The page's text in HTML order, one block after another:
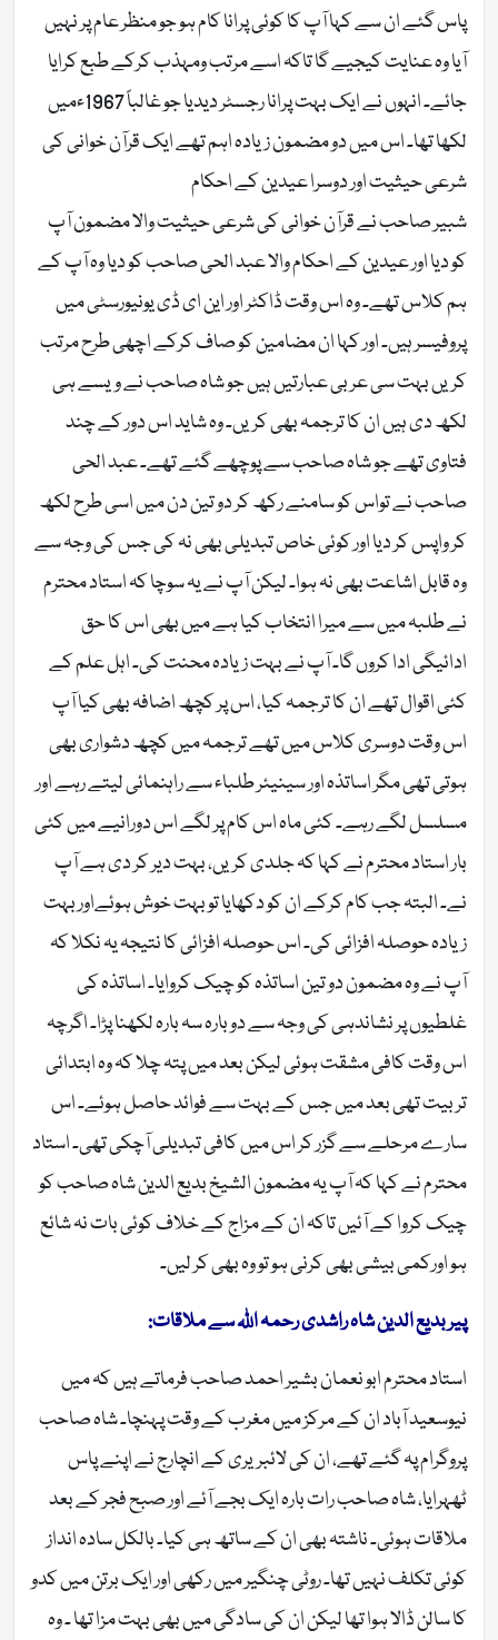
پاس گئے ان سے کہا آپ کا کوئی پرانا کام ہو جو منظر عام پر نہیں
آیا وہ عنایت کیجیے گا تاکہ اسے مرتب ومہذب کرکے طبع کرایا
جائے۔ انہوں نے ایک بہت پرانا رجسٹر دیدیا جو غالباً 1967ءمیں
لکھا تھا۔ اس میں دو مضمون زیادہ اہم تھے ایک قرآن خوانی کی
شرعی حیثیت اور دوسرا عیدین کے احکام
شبیر صاحب نے قرآن خوانی کی شرعی حیثیت والا مضمون آپ
کو دیا اور عیدین کے احکام والا عبد الحی صاحب کو دیا وہ آپ کے
ہم کلاس تھے۔ وہ اس وقت ڈاکٹر اور این ای ڈی یونیورسٹی میں
پروفیسر ہیں۔ اور کہا ان مضامین کو صاف کرکے اچھی طرح مرتب
کریں بہت سی عربی عبارتیں ہیں جو شاہ صاحب نے ویسے ہی
لکھ دی ہیں ان کا ترجمہ بھی کریں۔ وہ شاید اس دور کے چند
فتاوی تھے جو شاہ صاحب سے پوچھے گئے تھے۔ عبد الحی
صاحب نے تواس کو سامنے رکھ کر دو تین دن میں اسی طرح لکھ
کر واپس کر دیا اور کوئی خاص تبدیلی بھی نہ کی جس کی وجہ سے
وہ قابل اشاعت بھی نہ ہوا۔ لیکن آپ نے یہ سوچا کہ استاد محترم
نے طلبہ میں سے میرا انتخاب کیا ہے میں بھی اس کا حق
ادائیگی ادا کروں گا۔ آپ نے بہت زیادہ محنت کی۔ اہل علم کے
کئی اقوال تھے ان کا ترجمہ کیا، اس پر کچھ اضافہ بھی کیا آپ
اس وقت دوسری کلاس میں تھے ترجمہ میں کچھ دشواری بھی
ہوتی تھی مگر اساتذہ اور سینیئر طلباء سے راہنمائی لیتے رہے اور
مسلسل لگے رہے۔ کئی ماہ اس کام پر لگے اس دورانیے میں کئی
بار استاد محترم نے کہا کہ جلدی کریں، بہت دیر کر دی ہے آپ
نے۔ البتہ جب کام کرکے ان کو دکھایا تو بہت خوش ہوئےاور بہت
زیادہ حوصلہ افزائی کی۔ اس حوصلہ افزائی کا نتیجہ یہ نکلا کہ
آپ نے وہ مضمون دو تین اساتذہ کو چیک کروایا۔ اساتذہ کی
غلطیوں پر نشاندہی کی وجہ سے دوبارہ سہ بارہ لکھنا پڑا۔ اگرچہ
اس وقت کافی مشقت ہوئی لیکن بعد میں پتہ چلا کہ وہ ابتدائی
تربیت تھی بعد میں جس کے بہت سے فوائد حاصل ہوئے۔ اس
سارے مرحلے سے گزر کر اس میں کافی تبدیلی آچکی تھی۔ استاد
محترم نے کہا کہ آپ یہ مضمون الشیخ بدیع الدین شاہ صاحب کو
چیک کروا کے آئیں تاکہ ان کے مزاج کے خلاف کوئی بات نہ شائع
ہو اورکمی بیشی بھی کرنی ہو تو وہ بھی کر لیں۔
پیر بدیع الدین شاہ راشدی رحمہ اللہ سے ملاقات:
استاد محترم ابو نعمان بشیر احمد صاحب فرماتے ہیں کہ میں
نیوسعید آباد ان کے مرکز میں مغرب کے وقت پہنچا۔ شاہ صاحب
پروگرام پہ گئے تھے، ان کی لائبریری کے انچارج نے اپنے پاس
ٹھہرایا، شاہ صاحب رات بارہ ایک بجے آئے اور صبح فجر کے بعد
ملاقات ہوئی۔ ناشتہ بھی ان کے ساتھ ہی کیا۔ بالکل سادہ انداز
کوئی تکلف نہیں تھا۔ روٹی چنگیر میں رکھی اور ایک برتن میں کدو
کا سالن ڈالا ہوا تھا لیکن ان کی سادگی میں بھی بہت مزا تھا ۔ وہ